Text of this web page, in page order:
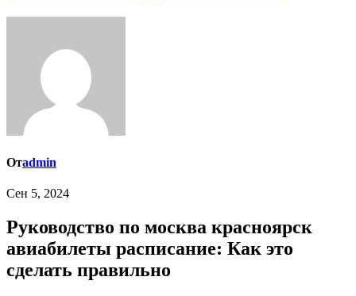
Отadmin
Сен 5, 2024
Руководство по москва красноярск
авиабилеты расписание: Как это
сделать правильно